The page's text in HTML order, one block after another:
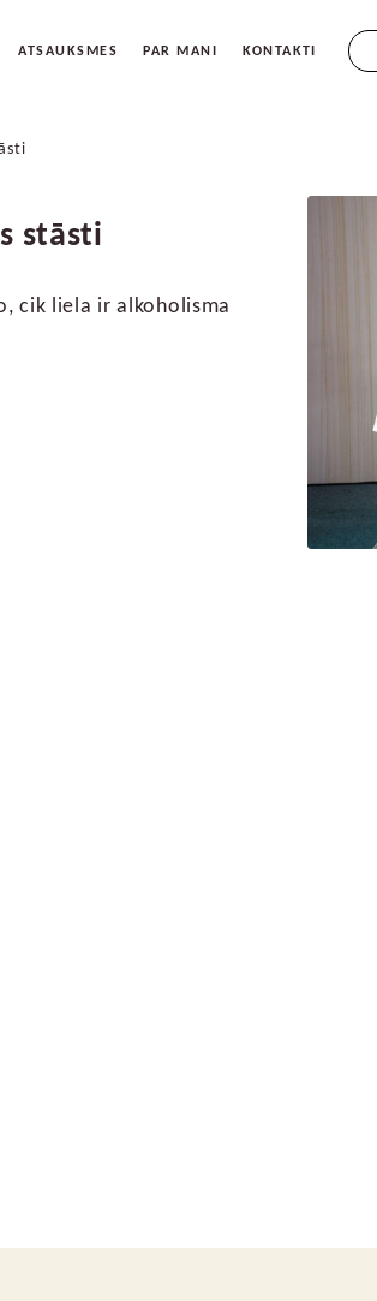
ATSAUKSMES PAR MANI KONTAKTI
stāsti
cik liela ir alkoholisma